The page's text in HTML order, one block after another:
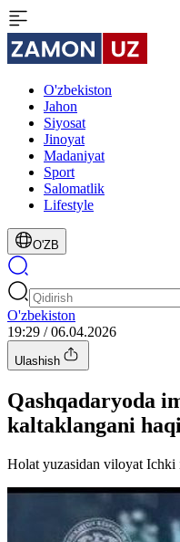
O'zbekiston
Jahon
Siyosat
Jinoyat
Madaniyat
Sport
Salomatlik
Lifestyle
O'ZB
O'zbekiston
19:29 / 06.04.2026
Ulashish
Qashqadaryoda
kaltaklangani
Holat yuzasidan viloyat Ichki